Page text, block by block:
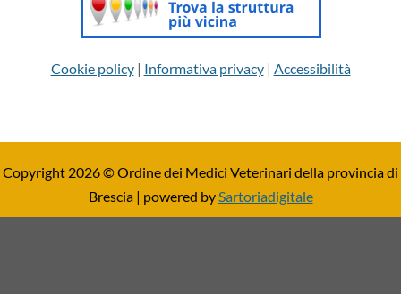
Cookie policy| Informativa privacy| Accessibilità
Copyright 2026 © Ordine dei Medici Veterinari della provincia di
Brescia | powered bySartoriadigitale